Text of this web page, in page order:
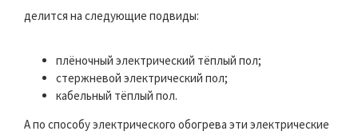
делится на следующие подвиды:
плёночный электрический тёплый пол;
стержневой электрический пол;
кабельный тёплый пол.
А по способу электрического обогрева эти электрические